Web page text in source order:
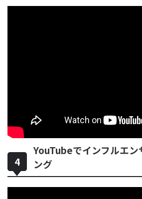
YouTubeでインフルエン
ング